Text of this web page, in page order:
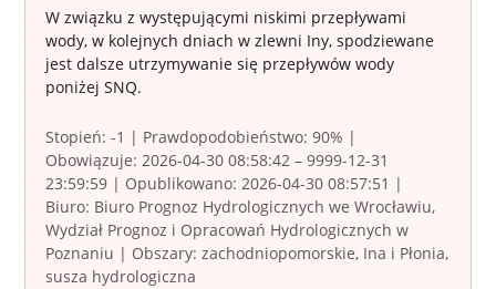
W związku z występującymi niskimi przepływami
wody, w kolejnych dniach w zlewni Iny, spodziewane
jest dalsze utrzymywanie się przepływów wody
poniżej SNQ.
Stopień: -1 | Prawdopodobieństwo: 90% |
Obowiązuje: 2026-04-30 08:58:42 – 9999-12-31
23:59:59 | Opublikowano: 2026-04-30 08:57:51 |
Biuro: Biuro Prognoz Hydrologicznych we Wrocławiu,
Wydział Prognoz i Opracowań Hydrologicznych w
Poznaniu | Obszary: zachodniopomorskie, Ina i Płonia,
susza hydrologiczna